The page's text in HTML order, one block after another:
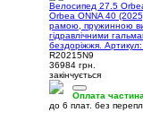
Велосипед 27.5
Orbea ONNA 40
рамою, пружинною
гідравлічними
бездоріжжя.
R20215N9
36984 грн.
закінчується
Оплата
до 6 плат. без